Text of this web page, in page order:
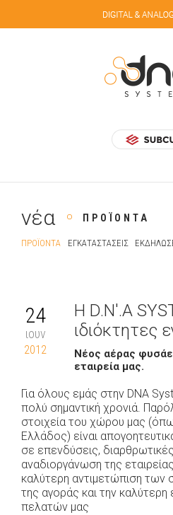
νέα ΠΡΟΪΌΝΤΑ
ΠΡΟΪΌΝΤΑ ΕΓΚΑΤΑΣΤΆΣΕΙΣ
24
ιουν
2012
Η D.N'.A
ιδιόκτητες
Νέος αέρας
εταιρεία μας.
Για όλους εμάς στην DNA
πολύ σημαντική χρονιά.
στοιχεία του χώρου μας
Ελλάδος) είναι
σε επενδύσεις,
αναδιοργάνωση της
καλύτερη αντιμετώπιση
της αγοράς και την
πελατών μας